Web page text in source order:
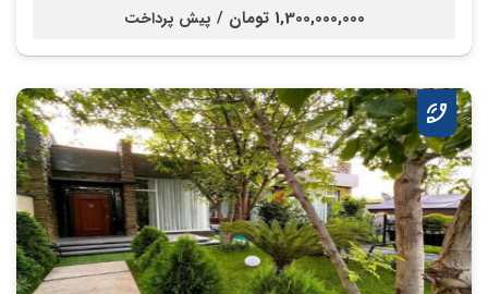
1,300,000,000 تومان / پیش پرداخت